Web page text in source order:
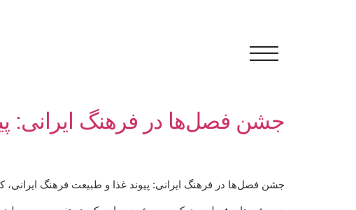
جشن فصل‌ها در فرهنگ ایرانی:
جشن فصل‌ها در فرهنگ ایرانی: پیوند غذا و طبیعت فرهنگ ایرانی،